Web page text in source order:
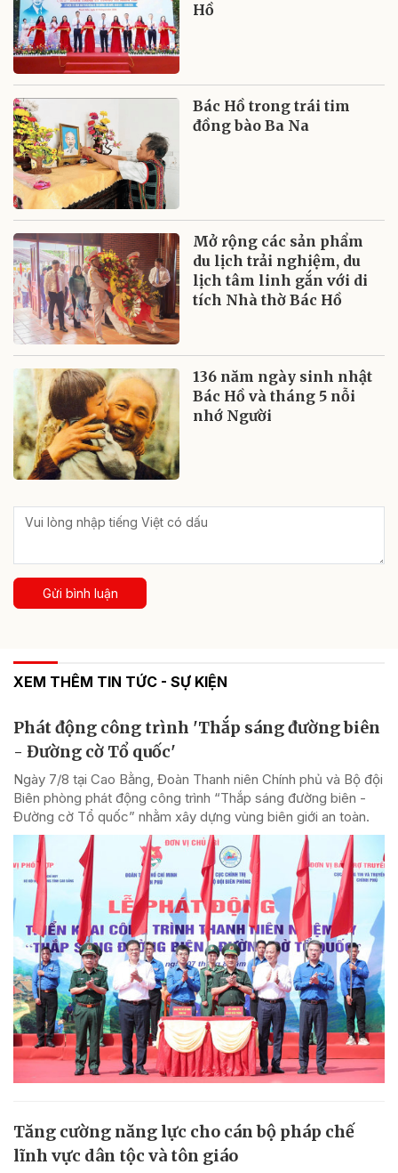
Hồ
Bác Hồ trong trái tim
đồng bào Ba Na
Mở rộng các sản phẩm
du lịch trải nghiệm, du
lịch tâm linh gắn với di
tích Nhà thờ Bác Hồ
136 năm ngày sinh nhật
Bác Hồ và tháng 5 nỗi
nhớ Người
Gửi bình luận
XEM THÊM TIN TỨC - SỰ KIỆN
Phát động công trình 'Thắp sáng đường biên
- Đường cờ Tổ quốc'
Ngày 7/8 tại Cao Bằng, Đoàn Thanh niên Chính phủ và Bộ đội
Biên phòng phát động công trình “Thắp sáng đường biên -
Đường cờ Tổ quốc” nhằm xây dựng vùng biên giới an toàn.
Tăng cường năng lực cho cán bộ pháp chế
lĩnh vực dân tộc và tôn giáo